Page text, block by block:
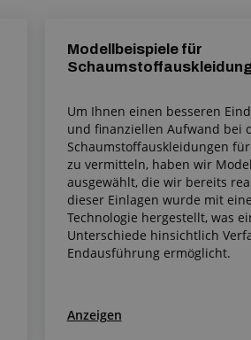
Modellbeispiele für
Um Ihnen einen besseren
und finanziellen Aufwand bei
Schaumstoffauskleidungen
zu vermitteln, haben wir
ausgewählt, die wir bereits
dieser Einlagen wurde mit
Technologie hergestellt, was
Unterschiede hinsichtlich
Endausführung ermöglicht.
Anzeigen